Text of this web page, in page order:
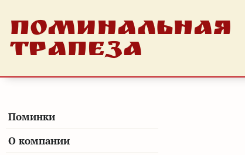
ПОМИНАЛЬНАЯ
ТРАПЕЗА
Поминки
О компании